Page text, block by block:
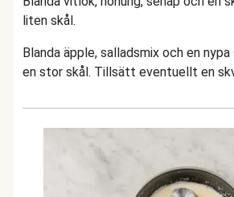
liten skål.
Blanda äpple, salladsmix och en
en stor skål. Tillsätt eventuellt en